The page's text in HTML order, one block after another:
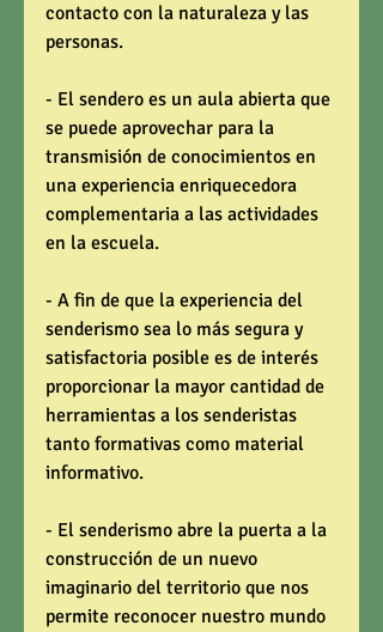
contacto con la naturaleza y las
personas.
- El sendero es un aula abierta que
se puede aprovechar para la
transmisión de conocimientos en
una experiencia enriquecedora
complementaria a las actividades
en la escuela.
- A fin de que la experiencia del
senderismo sea lo más segura y
satisfactoria posible es de interés
proporcionar la mayor cantidad de
herramientas a los senderistas
tanto formativas como material
informativo.
- El senderismo abre la puerta a la
construcción de un nuevo
imaginario del territorio que nos
permite reconocer nuestro mundo